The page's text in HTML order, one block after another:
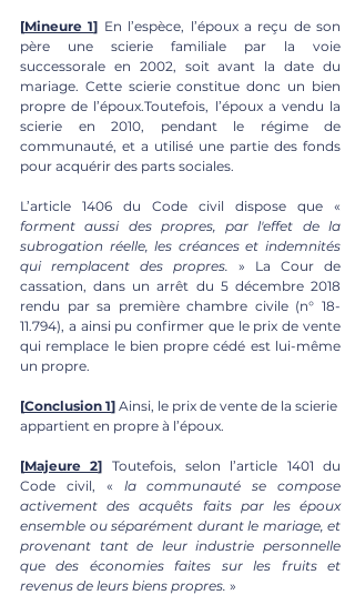
[Mineure 1] En l’espèce, l’époux a reçu de son
père une scierie familiale par la voie
successorale en 2002, soit avant la date du
mariage. Cette scierie constitue donc un bien
propre de l’époux.Toutefois, l’époux a vendu la
scierie en 2010, pendant le régime de
communauté, et a utilisé une partie des fonds
pour acquérir des parts sociales.
forment aussi des propres, par l'effet de la
subrogation réelle, les créances et indemnités
qui remplacent des propres.
» La Cour de
cassation, dans un arrêt du 5 décembre 2018
rendu par sa première chambre civile (n° 18-
11.794), a ainsi pu confirmer que le prix de vente
qui remplace le bien propre cédé est lui-même
un propre.
[Conclusion 1] Ainsi, le prix de vente de la scierie
appartient en propre à l’époux.
[Majeure 2] Toutefois, selon l’article 1401 du
Code civil, « la communauté se compose
activement des acquêts faits par les époux
ensemble ou séparément durant le mariage, et
provenant tant de leur industrie personnelle
que des économies faites sur les fruits et
revenus de leurs biens propres. »